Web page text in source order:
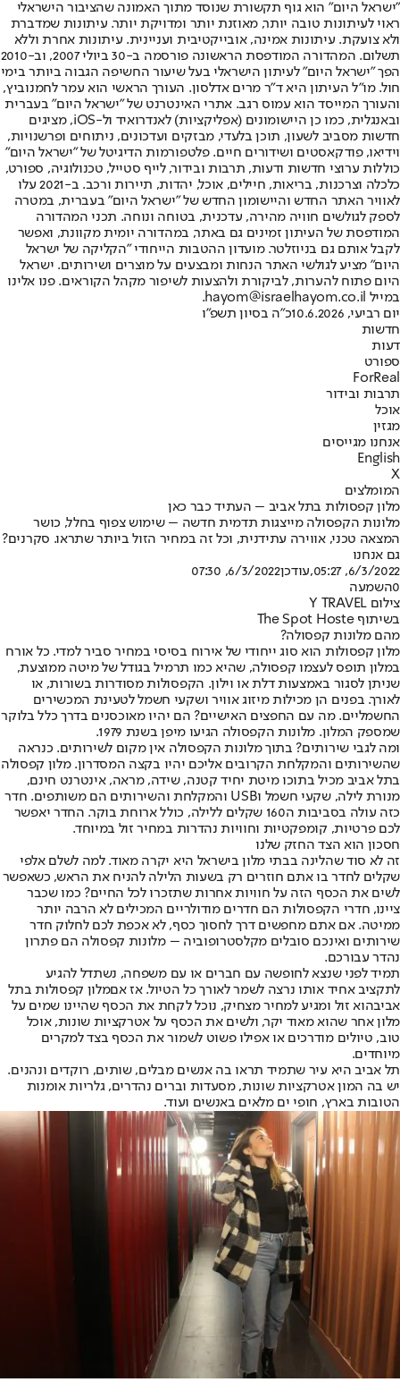
"ישראל היום" הוא גוף תקשורת שנוסד מתוך האמונה שהציבור הישראלי
ראוי לעיתונות טובה יותר, מאוזנת יותר ומדויקת יותר. עיתונות שמדברת
ולא צועקת. עיתונות אמינה, אובייקטיבית ועניינית. עיתונות אחרת וללא
תשלום. המהדורה המודפסת הראשונה פורסמה ב-30 ביולי 2007, וב-2010
הפך "ישראל היום" לעיתון הישראלי בעל שיעור החשיפה הגבוה ביותר בימי
חול. מו"ל העיתון היא ד"ר מרים אדלסון. העורך הראשי הוא עמר לחמנוביץ,
והעורך המייסד הוא עמוס רגב. אתרי האינטרנט של "ישראל היום" בעברית
ובאנגלית, כמו כן היישומונים (אפליקציות) לאנדרואיד ול-iOS, מציגים
חדשות מסביב לשעון, תוכן בלעדי, מבזקים ועדכונים, ניתוחים ופרשנויות,
וידיאו, פודקאסטים ושידורים חיים. פלטפורמות הדיגיטל של "ישראל היום"
כוללות ערוצי חדשות ודעות, תרבות ובידור, לייף סטייל, טכנולוגיה, ספורט,
כלכלה וצרכנות, בריאות, חיילים, אוכל, יהדות, תיירות ורכב. ב-2021 עלו
לאוויר האתר החדש והיישומון החדש של "ישראל היום" בעברית, במטרה
לספק לגולשים חוויה מהירה, עדכנית, בטוחה ונוחה. תכני המהדורה
המודפסת של העיתון זמינים גם באתר, במהדורה יומית מקוונת, ואפשר
לקבל אותם גם בניוזלטר. מועדון ההטבות הייחודי "הקליקה של ישראל
היום" מציע לגולשי האתר הנחות ומבצעים על מוצרים ושירותים. ישראל
היום פתוח להערות, לביקורת ולהצעות לשיפור מקהל הקוראים. פנו אלינו
במייל hayom@israelhayom.co.il.
יום רביעי, 10.6.2026
כ"ה בסיון תשפ"ו
חדשות
דעות
ספורט
ForReal
תרבות ובידור
אוכל
מגזין
אנחנו מגייסים
English
X
המומלצים
מלון קפסולות בתל אביב – העתיד כבר כאן
מלונות הקפסולה מייצגות תדמית חדשה – שימוש צפוף בחלל, כושר
המצאה טכני, אווירה עתידנית, וכל זה במחיר הזול ביותר שתראו. סקרנים?
גם אנחנו
6/3/2022, 05:27
,עודכן6/3/2022, 07:30
0השמעה
צילום Y TRAVEL
בשיתוף The Spot Hoste
מהם מלונות קפסולה?
מלון קפסולות הוא סוג ייחודי של אירוח בסיסי במחיר סביר למדי. כל אורח
במלון תופס לעצמו קפסולה, שהיא כמו תרמיל בגודל של מיטה ממוצעת,
שניתן לסגור באמצעות דלת או וילון. הקפסולות מסודרות בשורות, או
לאורך. בפנים הן מכילות מיזוג אוויר ושקעי חשמל לטעינת המכשירים
החשמליים. מה עם החפצים האישיים? הם יהיו מאוכסנים בדרך כלל בלוקר
שמספק המלון. מלונות הקפסולה הגיעו מיפן בשנת 1979.
ומה לגבי שירותים? בתוך מלונות הקפסולה אין מקום לשירותים. כנראה
שהשירותים והמקלחת הקרובים אליכם יהיו בקצה המסדרון. מלון קפסולה
בתל אביב מכיל בתוכו מיטת יחיד קטנה, שידה, מראה, אינטרנט חינם,
מנורת לילה, שקעי חשמל וUSB והמקלחת והשירותים הם משותפים. חדר
כזה עולה בסביבות ה160 שקלים ללילה, כולל ארוחת בוקר. החדר יאפשר
לכם פרטיות, קומפקטיות וחוויות נהדרות במחיר זול במיוחד.
חסכון הוא הצד החזק שלנו
זה לא סוד שהלינה בבתי מלון בישראל היא יקרה מאוד. למה לשלם אלפי
שקלים לחדר בו אתם חוזרים רק בשעות הלילה להניח את הראש, כשאפשר
לשים את הכסף הזה על חוויות אחרות שתזכרו לכל החיים? כמו שכבר
ציינו, חדרי הקפסולות הם חדרים מודולריים המכילים לא הרבה יותר
ממיטה. אם אתם מחפשים דרך לחסוך כסף, לא אכפת לכם לחלוק חדר
שירותים ואינכם סובלים מקלסטרופוביה – מלונות קפסולה הם פתרון
נהדר עבורכם.
תמיד לפני שנצא לחופשה עם חברים או עם משפחה, נשתדל להגיע
לתקציב אחיד אותו נרצה לשמר לאורך כל הטיול. אז אםמלון קפסולות בתל
אביבהוא זול ומגיע למחיר מצחיק, נוכל לקחת את הכסף שהיינו שמים על
מלון אחר שהוא מאוד יקר, ולשים את הכסף על אטרקציות שונות, אוכל
טוב, טיולים מודרכים או אפילו פשוט לשמור את הכסף בצד למקרים
מיוחדים.
תל אביב היא עיר שתמיד תראו בה אנשים מבלים, שותים, רוקדים ונהנים.
יש בה המון אטרקציות שונות, מסעדות וברים נהדרים, גלריות אומנות
הטובות בארץ, חופי ים מלאים באנשים ועוד.